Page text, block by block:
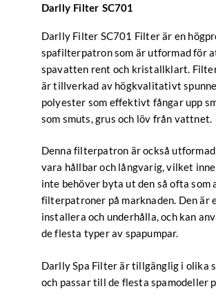
Darlly Filter SC701
Darlly Filter SC701 Filter är en
spafilterpatron som är utformad för
spavatten rent och kristallklart.
är tillverkad av högkvalitativt
polyester som effektivt fångar upp
som smuts, grus och löv från vattnet.
Denna filterpatron är också
vara hållbar och långvarig, vilket
inte behöver byta ut den så ofta som
filterpatroner på marknaden. Den är
installera och underhålla, och kan
de flesta typer av spapumpar.
Darlly Spa Filter är tillgänglig i olika
och passar till de flesta spamodeller